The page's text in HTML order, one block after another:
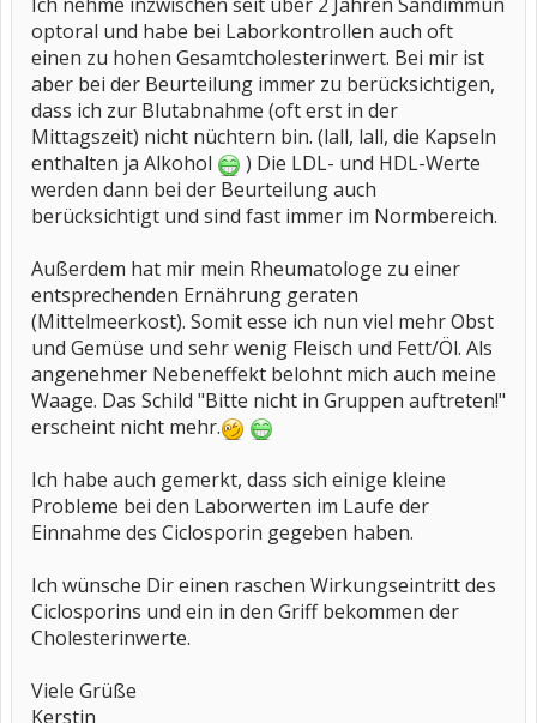
optoral und habe bei Laborkontrollen auch oft
einen zu hohen Gesamtcholesterinwert. Bei mir ist
aber bei der Beurteilung immer zu berücksichtigen,
dass ich zur Blutabnahme (oft erst in der
Mittagszeit) nicht nüchtern bin. (lall, lall, die Kapseln
enthalten ja Alkohol
) Die LDL- und HDL-Werte
werden dann bei der Beurteilung auch
berücksichtigt und sind fast immer im Normbereich.
Außerdem hat mir mein Rheumatologe zu einer
entsprechenden Ernährung geraten
(Mittelmeerkost). Somit esse ich nun viel mehr Obst
und Gemüse und sehr wenig Fleisch und Fett/Öl. Als
angenehmer Nebeneffekt belohnt mich auch meine
Waage. Das Schild "Bitte nicht in Gruppen auftreten!"
erscheint nicht mehr.
Ich habe auch gemerkt, dass sich einige kleine
Probleme bei den Laborwerten im Laufe der
Einnahme des Ciclosporin gegeben haben.
Ich wünsche Dir einen raschen Wirkungseintritt des
Ciclosporins und ein in den Griff bekommen der
Cholesterinwerte.
Viele Grüße
Kerstin